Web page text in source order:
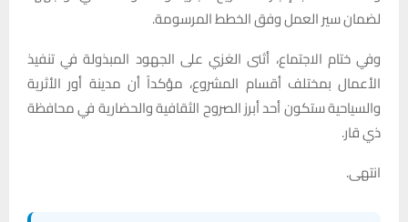
لضمان سير العمل وفق الخطط المرسومة.
وفي ختام الاجتماع، أثنى الغزي على الجهود المبذولة في تنفيذ
الأعمال بمختلف أقسام المشروع، مؤكداً أن مدينة أور الأثرية
والسياحية ستكون أحد أبرز الصروح الثقافية والحضارية في محافظة
ذي قار.
انتهى.